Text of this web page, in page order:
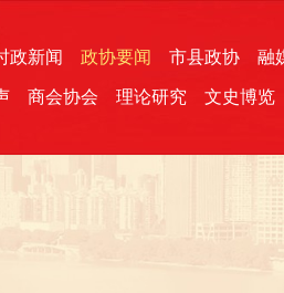
政新闻 政协要闻 市县政协 融
商会协会 理论研究 文史博览